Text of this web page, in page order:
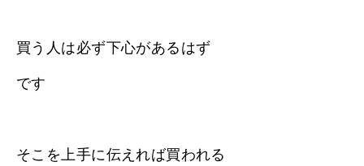
買う人は必ず下心があるはず
です
そこを上手に伝えれば買われる